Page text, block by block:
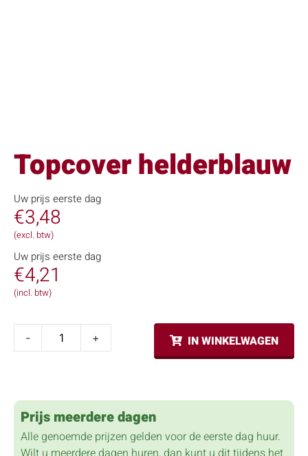
Topcover helderblauw
Uw prijs eerste dag
€3,48
(excl. btw)
Uw prijs eerste dag
€4,21
(incl. btw)
- + IN WINKELWAGEN
Prijs meerdere dagen
Alle genoemde prijzen gelden voor de eerste dag huur.